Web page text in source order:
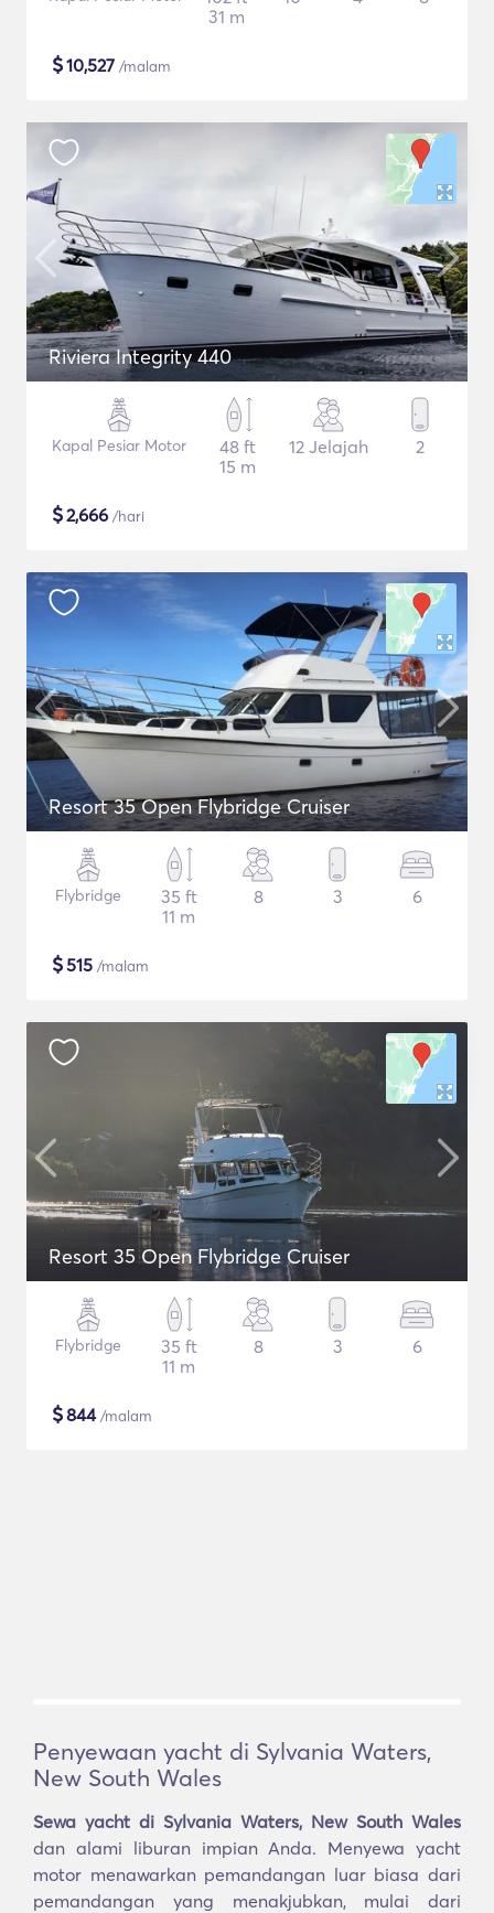
31 m
$10,527 /malam
Riviera Integrity 440
Kapal Pesiar Motor
48 ft
15 m
12 Jelajah 2
$2,666 /hari
Resort 35 Open Flybridge Cruiser
Flybridge
35 ft
11 m
8 3 6
$515 /malam
Resort 35 Open Flybridge Cruiser
Flybridge
35 ft
11 m
8 3 6
$844/malam
Penyewaan yacht di Sylvania Waters,
New South Wales
Sewa yacht di Sylvania Waters, New South Wales
dan alami liburan impian Anda. Menyewa yacht
motor menawarkan pemandangan luar biasa dari
pemandangan yang menakjubkan, mulai dari